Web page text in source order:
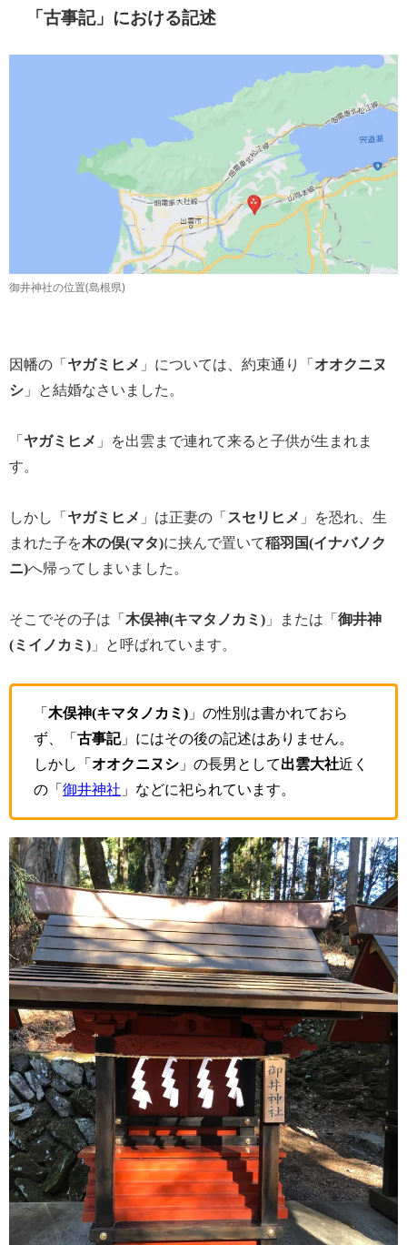
「古事記」における記述
御井神社の位置(島根県)
因幡の「 ヤガミヒメ 」については、約束通り「 オオクニヌ
シ 」と結婚なさいました。
「 ヤガミヒメ 」を出雲まで連れて来ると子供が生まれま
す。
しかし「 ヤガミヒメ 」は正妻の「 スセリヒメ 」を恐れ、生
まれた子を木の俣(マタ)に挟んで置いて稲羽国(イナバノク
ニ)へ帰ってしまいました。
そこでその子は「 木俣神(キマタノカミ) 」または「 御井神
(ミイノカミ) 」と呼ばれています。
「 木俣神(キマタノカミ) 」の性別は書かれておら
ず、「 古事記」にはその後の記述はありません。
しかし「 オオクニヌシ 」の長男として出雲大社近く
の「 御井神社 」などに祀られています。